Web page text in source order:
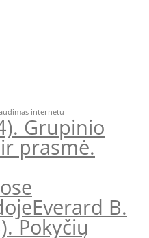
internetu
Grupinio
prasmė.
Everard B.
Pokyčių